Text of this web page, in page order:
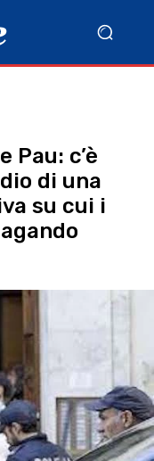
Pau: c’è
di una
su cui i